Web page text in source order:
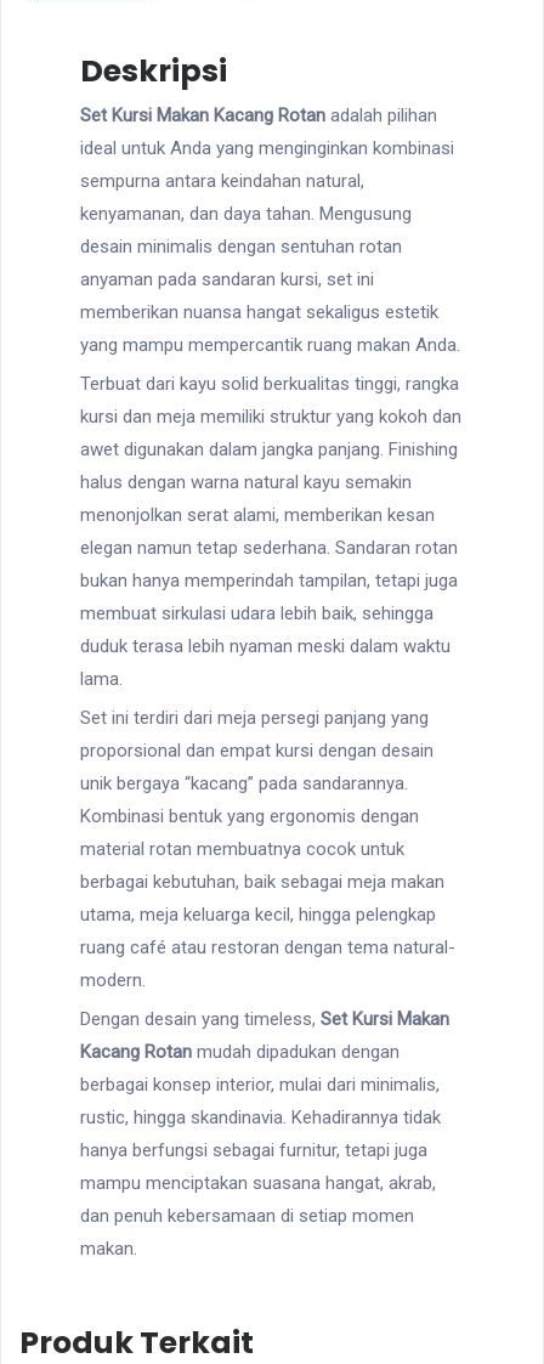
Deskripsi
Set Kursi Makan Kacang Rotan adalah pilihan
ideal untuk Anda yang menginginkan kombinasi
sempurna antara keindahan natural,
kenyamanan, dan daya tahan. Mengusung
desain minimalis dengan sentuhan rotan
anyaman pada sandaran kursi, set ini
memberikan nuansa hangat sekaligus estetik
yang mampu mempercantik ruang makan Anda.
Terbuat dari kayu solid berkualitas tinggi, rangka
kursi dan meja memiliki struktur yang kokoh dan
awet digunakan dalam jangka panjang. Finishing
halus dengan warna natural kayu semakin
menonjolkan serat alami, memberikan kesan
elegan namun tetap sederhana. Sandaran rotan
bukan hanya memperindah tampilan, tetapi juga
membuat sirkulasi udara lebih baik, sehingga
duduk terasa lebih nyaman meski dalam waktu
lama.
Set ini terdiri dari meja persegi panjang yang
proporsional dan empat kursi dengan desain
unik bergaya “kacang” pada sandarannya.
Kombinasi bentuk yang ergonomis dengan
material rotan membuatnya cocok untuk
berbagai kebutuhan, baik sebagai meja makan
utama, meja keluarga kecil, hingga pelengkap
ruang café atau restoran dengan tema natural-
modern.
Dengan desain yang timeless, Set Kursi Makan
Kacang Rotan mudah dipadukan dengan
berbagai konsep interior, mulai dari minimalis,
rustic, hingga skandinavia. Kehadirannya tidak
hanya berfungsi sebagai furnitur, tetapi juga
mampu menciptakan suasana hangat, akrab,
dan penuh kebersamaan di setiap momen
makan.
Produk Terkait